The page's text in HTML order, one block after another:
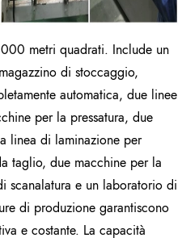
metri quadrati. Include un
di stoccaggio,
automatica, due linee
per la pressatura, due
linea di laminazione per
taglio, due macchine per la
scanalatura e un laboratorio di
di produzione garantiscono
e costante. La capacità